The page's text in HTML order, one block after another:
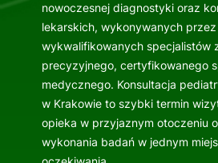
nowoczesnej diagnostyki oraz
lekarskich, wykonywanych przez
wykwalifikowanych specjalistów
precyzyjnego, certyfikowanego
medycznego. Konsultacja
w Krakowie to szybki termin
opieka w przyjaznym otoczeniu
wykonania badań w jednym